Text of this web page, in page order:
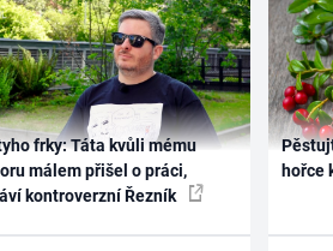
frky: Táta kvůli mému
málem přišel o práci,
kontroverzní Řezník
hořce